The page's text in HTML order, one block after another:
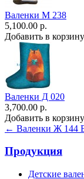
Валенки М 238
5,100.00 р.
Добавить в корзину
Валенки Д 020
3,700.00 р.
Добавить в корзину
← Валенки Ж 144
Продукция
Детские